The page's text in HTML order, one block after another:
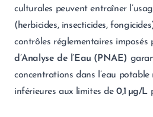
culturales peuvent entraîner
(herbicides, insecticides,
contrôles réglementaires imposés
d’Analyse de l’Eau (PNAE)
concentrations dans l’eau
inférieures aux limites de0,1 µg/L